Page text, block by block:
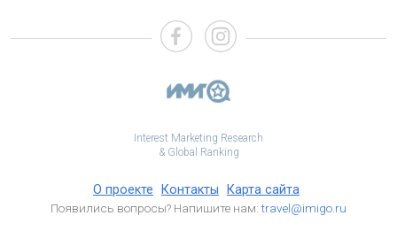
Interest Marketing Research
& Global Ranking
О проекте Контакты Карта сайта
Появились вопросы? Напишите нам:travel@imigo.ru